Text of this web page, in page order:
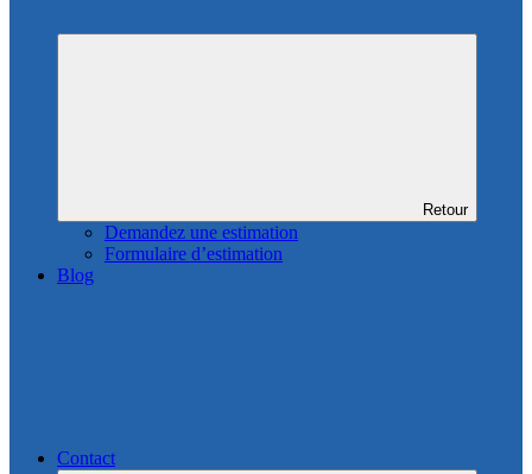
Retour
Demandez une estimation
Formulaire d’estimation
Blog
Contact